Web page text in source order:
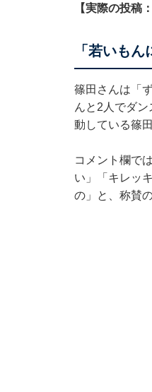
【実際の投稿
「若いもん
篠田さんは「
んと2人でダ
動している篠
コメント欄で
い」「キレッ
の」と、称賛